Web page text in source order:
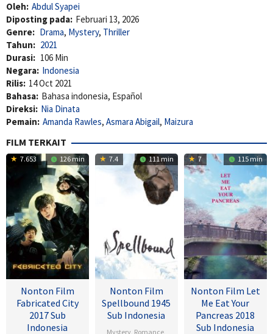
Oleh: Abdul Syapei
Diposting pada: Februari 13, 2026
Genre: Drama, Mystery, Thriller
Tahun: 2021
Durasi: 106 Min
Negara: Indonesia
Rilis: 14 Oct 2021
Bahasa: Bahasa indonesia, Español
Direksi: Nia Dinata
Pemain: Amanda Rawles, Asmara Abigail, Maizura
FILM TERKAIT
7.653 126 min
Nonton Film
Fabricated City
2017 Sub
Indonesia
7.4 111 min
Nonton Film
Spellbound 1945
Sub Indonesia
Mystery, Romance,
7 115 min
Nonton Film Let
Me Eat Your
Pancreas 2018
Sub Indonesia